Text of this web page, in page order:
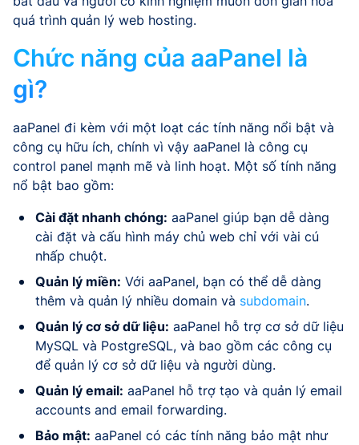
quá trình quản lý web hosting.
Chức năng của aaPanel là
gì?
aaPanel đi kèm với một loạt các tính năng nổi bật và
công cụ hữu ích, chính vì vậy aaPanel là công cụ
control panel mạnh mẽ và linh hoạt. Một số tính năng
nổ bật bao gồm:
Cài đặt nhanh chóng: aaPanel giúp bạn dễ dàng
cài đặt và cấu hình máy chủ web chỉ với vài cú
nhấp chuột.
Quản lý miền: Với aaPanel, bạn có thể dễ dàng
thêm và quản lý nhiều domain và subdomain.
Quản lý cơ sở dữ liệu: aaPanel hỗ trợ cơ sở dữ liệu
MySQL và PostgreSQL, và bao gồm các công cụ
để quản lý cơ sở dữ liệu và người dùng.
Quản lý email: aaPanel hỗ trợ tạo và quản lý email
accounts and email forwarding.
Bảo mật: aaPanel có các tính năng bảo mật như